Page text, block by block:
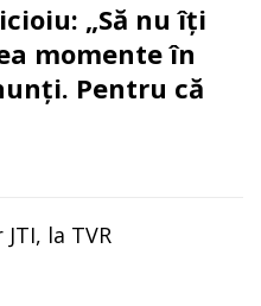
„Să nu îți
momente în
Pentru că
la TVR